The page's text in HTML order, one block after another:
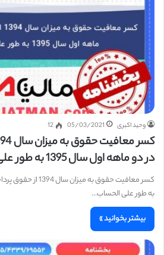
وحید اکبری 05/03/2021
12
در دو ماهه اول سال 1395 به طور علی الحساب
به طور علی الحساب…
بیشتر بخوانید »